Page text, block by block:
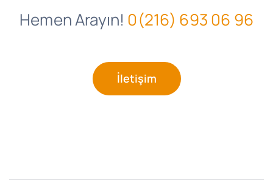
Hemen Arayın! 0(216) 693 06 96
İletişim